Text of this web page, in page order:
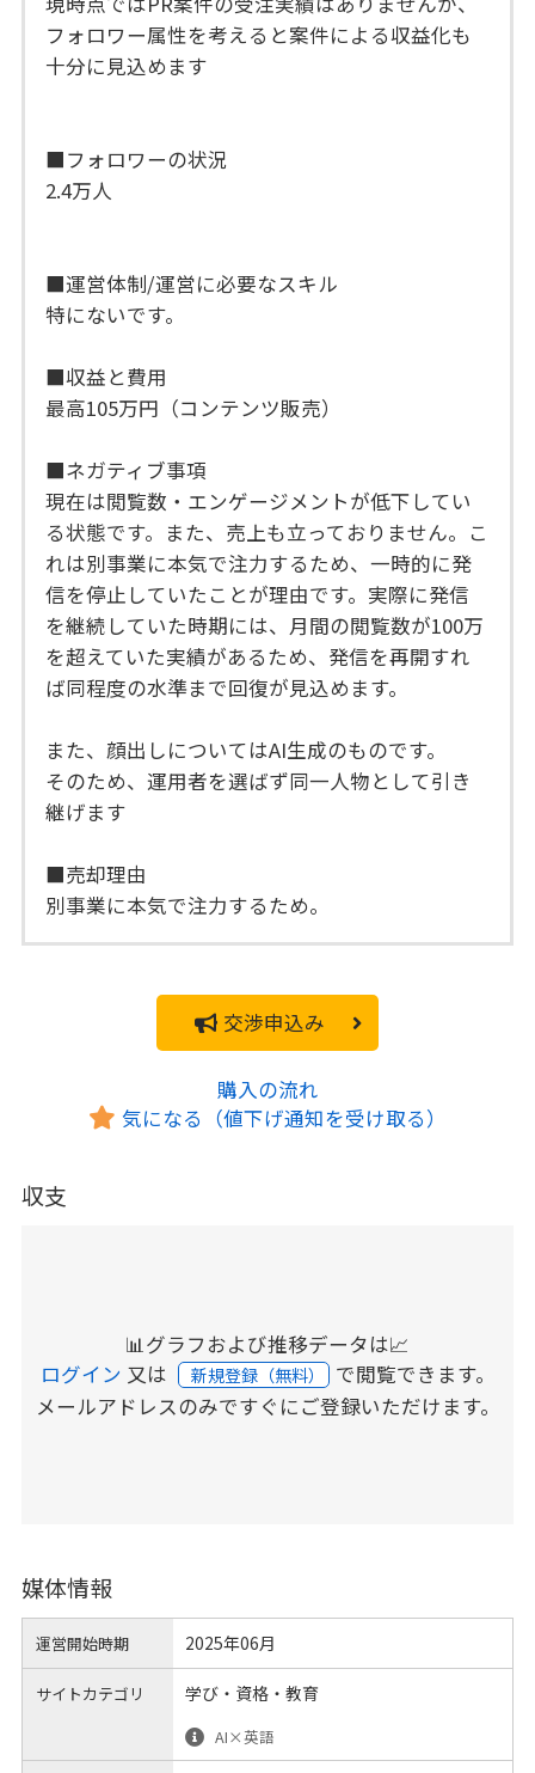
フォロワー属性を考えると案件による収益化も
十分に見込めます
■フォロワーの状況
2.4万人
■運営体制/運営に必要なスキル
特にないです。
■収益と費用
最高105万円（コンテンツ販売）
■ネガティブ事項
現在は閲覧数・エンゲージメントが低下してい
る状態です。また、売上も立っておりません。こ
れは別事業に本気で注力するため、一時的に発
信を停止していたことが理由です。実際に発信
を継続していた時期には、月間の閲覧数が100万
を超えていた実績があるため、発信を再開すれ
ば同程度の水準まで回復が見込めます。
また、顔出しについてはAI生成のものです。
そのため、運用者を選ばず同一人物として引き
継げます
■売却理由
別事業に本気で注力するため。
交渉申込み
購入の流れ
気になる（値下げ通知を受け取る）
収支
📊グラフおよび推移データは📈
ログイン 又は 新規登録（無料） で閲覧できます。
メールアドレスのみですぐにご登録いただけます。
媒体情報
運営開始時期 2025年06月
サイトカテゴリ 学び・資格・教育
AI×英語